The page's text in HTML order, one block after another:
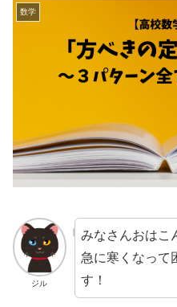
数学
ジル
みなさんおはこ
急に寒くなって
す！